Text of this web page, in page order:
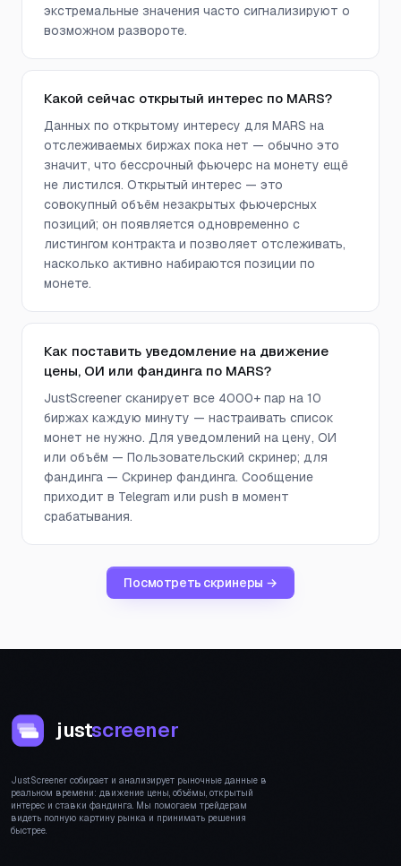
экстремальные значения часто сигнализируют о
возможном развороте.
Какой сейчас открытый интерес по MARS?
Данных по открытому интересу для MARS на
отслеживаемых биржах пока нет — обычно это
значит, что бессрочный фьючерс на монету ещё
не листился. Открытый интерес — это
совокупный объём незакрытых фьючерсных
позиций; он появляется одновременно с
листингом контракта и позволяет отслеживать,
насколько активно набираются позиции по
монете.
Как поставить уведомление на движение
цены, ОИ или фандинга по MARS?
JustScreener сканирует все 4000+ пар на 10
биржах каждую минуту — настраивать список
монет не нужно. Для уведомлений на цену, ОИ
или объём — Пользовательский скринер; для
фандинга — Скринер фандинга. Сообщение
приходит в Telegram или push в момент
срабатывания.
Посмотреть скринеры →
justscreener
JustScreener собирает и анализирует рыночные данные в
реальном времени: движение цены, объёмы, открытый
интерес и ставки фандинга. Мы помогаем трейдерам
видеть полную картину рынка и принимать решения
быстрее.